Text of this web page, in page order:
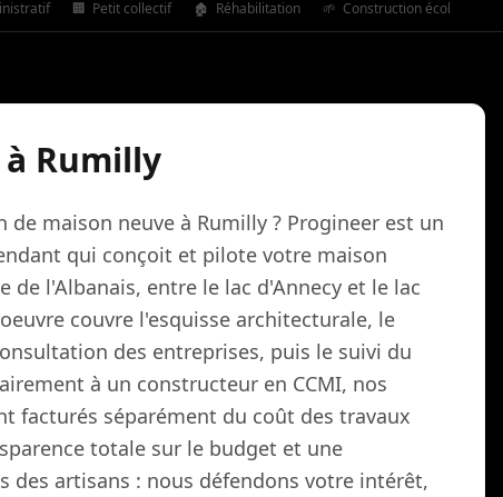
🏢 Petit collectif 🏚️ Réhabilitation 🌱 Construction écologique
Rumilly
maison neuve à Rumilly ? Progineer est un
qui conçoit et pilote votre maison
de l'Albanais, entre le lac d'Annecy et le lac
couvre l'esquisse architecturale, le
des entreprises, puis le suivi du
à un constructeur en CCMI, nos
facturés séparément du coût des travaux
totale sur le budget et une
des artisans : nous défendons votre intérêt,